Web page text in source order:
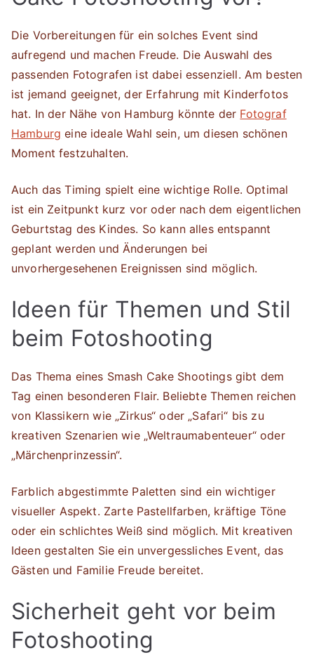
Die Vorbereitungen für ein solches Event sind
aufregend und machen Freude. Die Auswahl des
passenden Fotografen ist dabei essenziell. Am besten
ist jemand geeignet, der Erfahrung mit Kinderfotos
hat. In der Nähe von Hamburg könnte der Fotograf
Hamburg eine ideale Wahl sein, um diesen schönen
Moment festzuhalten.
Auch das Timing spielt eine wichtige Rolle. Optimal
ist ein Zeitpunkt kurz vor oder nach dem eigentlichen
Geburtstag des Kindes. So kann alles entspannt
geplant werden und Änderungen bei
unvorhergesehenen Ereignissen sind möglich.
Ideen für Themen und Stil
beim Fotoshooting
Das Thema eines Smash Cake Shootings gibt dem
Tag einen besonderen Flair. Beliebte Themen reichen
von Klassikern wie „Zirkus“ oder „Safari“ bis zu
kreativen Szenarien wie „Weltraumabenteuer“ oder
„Märchenprinzessin“.
Farblich abgestimmte Paletten sind ein wichtiger
visueller Aspekt. Zarte Pastellfarben, kräftige Töne
oder ein schlichtes Weiß sind möglich. Mit kreativen
Ideen gestalten Sie ein unvergessliches Event, das
Gästen und Familie Freude bereitet.
Sicherheit geht vor beim
Fotoshooting